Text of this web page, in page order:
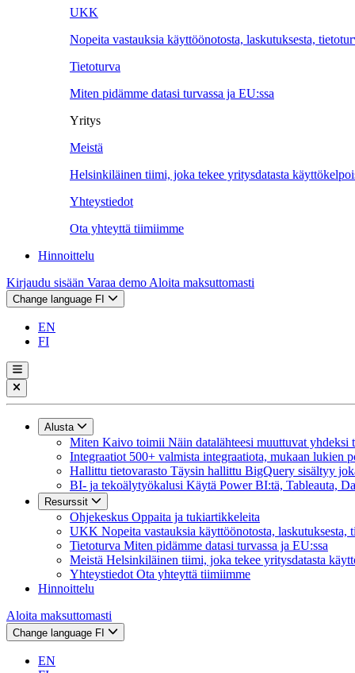
UKK
Nopeita vastauksia käyttöönotosta, laskutuksesta,
Tietoturva
Miten pidämme datasi turvassa ja EU:ssa
Yritys
Meistä
Helsinkiläinen tiimi, joka tekee yritysdatasta
Yhteystiedot
Ota yhteyttä tiimiimme
Hinnoittelu
Kirjaudu sisään Varaa demo Aloita maksuttomasti
Change language FI
EN
FI
Alusta
Miten Kaivo toimii Näin datalähteesi muuttuvat yhdeksi
Integraatiot 500+ valmista integraatiota, mukaan lukien
Hallittu tietovarasto Täysin hallittu BigQuery sisältyy
BI- ja tekoälytyökalusi Käytä Power BI:tä, Tableauta,
Resurssit
Ohjekeskus Oppaita ja tukiartikkeleita
UKK Nopeita vastauksia käyttöönotosta, laskutuksesta,
Tietoturva Miten pidämme datasi turvassa ja EU:ssa
Meistä Helsinkiläinen tiimi, joka tekee yritysdatasta
Yhteystiedot Ota yhteyttä tiimiimme
Hinnoittelu
Aloita maksuttomasti
Change language FI
EN